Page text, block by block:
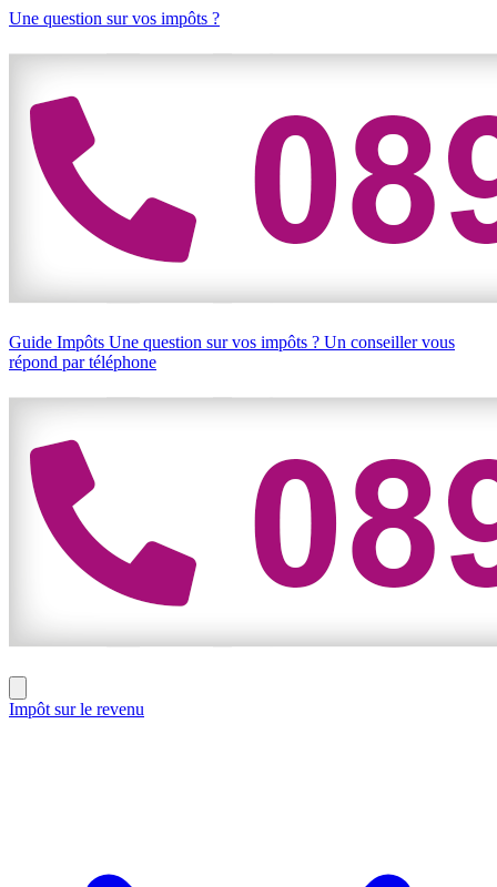
Une question sur vos impôts ?
Guide Impôts Une question sur vos impôts ? Un conseiller vous
répond par téléphone
Impôt sur le revenu